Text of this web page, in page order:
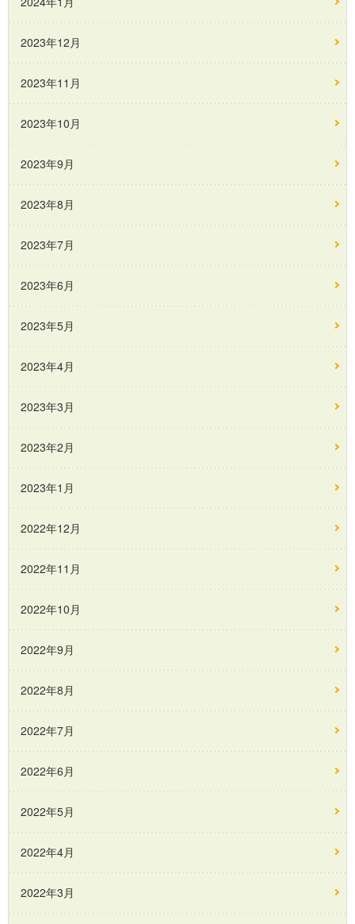
2023年12月
2023年11月
2023年10月
2023年9月
2023年8月
2023年7月
2023年6月
2023年5月
2023年4月
2023年3月
2023年2月
2023年1月
2022年12月
2022年11月
2022年10月
2022年9月
2022年8月
2022年7月
2022年6月
2022年5月
2022年4月
2022年3月